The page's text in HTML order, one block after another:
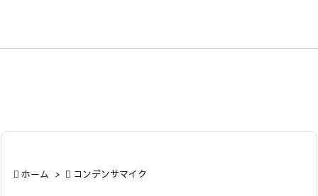
 ホーム >  コンデンサマイク